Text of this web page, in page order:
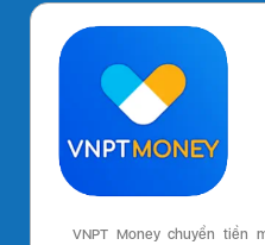
VNPT Money chuyển tiền